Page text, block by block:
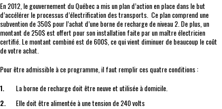
En 2012, le gouvernement du Québec a mis un plan d’action en place dans le but
d’accélérer le processus d’électrification des transports. Ce plan comprend une
subvention de 350$ pour l’achat d’une borne de recharge de niveau 2. De plus, un
montant de 250$ est offert pour son installation faite par un maître électricien
certifié. Le montant combiné est de 600$, ce qui vient diminuer de beaucoup le coût
de votre achat.
Pour être admissible à ce programme, il faut remplir ces quatre conditions :
La borne de recharge doit être neuve et utilisée à domicile.
Elle doit être alimentée à une tension de 240 volts